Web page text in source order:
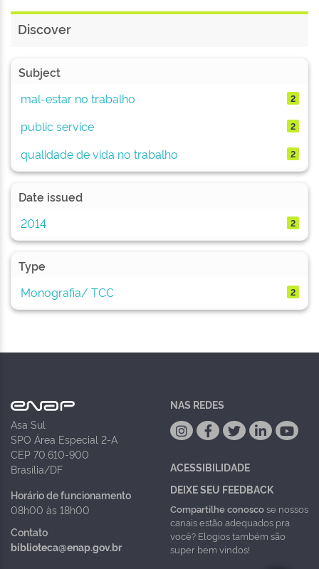
Discover
Subject
mal-estar no trabalho
2
public service 2
qualidade de vida no trabalho 2
Date issued
2014
2
Type
Monografia/ TCC
2
Asa Sul
SPO Área Especial 2-A
CEP 70.610-900
Brasília/DF
Horário de funcionamento
08h00 às 18h00
Contato
biblioteca@enap.gov.br
NAS REDES
ACESSIBILIDADE
DEIXE SEU FEEDBACK
Compartilhe conoscose nossos
canais estão adequados pra
você? Elogios também são
super bem vindos!